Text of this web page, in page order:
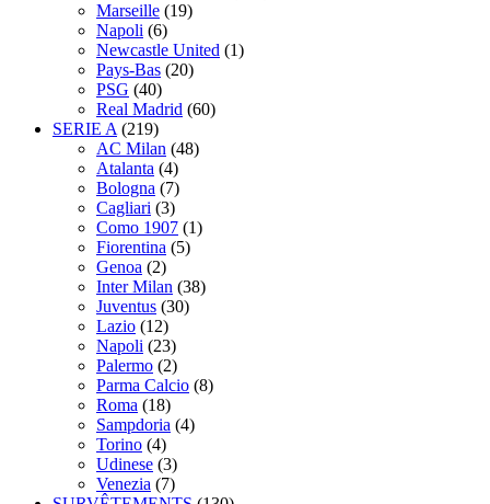
Marseille (19)
Napoli (6)
Newcastle United (1)
Pays-Bas (20)
PSG (40)
Real Madrid (60)
SERIE A (219)
AC Milan (48)
Atalanta (4)
Bologna (7)
Cagliari (3)
Como 1907 (1)
Fiorentina (5)
Genoa (2)
Inter Milan (38)
Juventus (30)
Lazio (12)
Napoli (23)
Palermo (2)
Parma Calcio (8)
Roma (18)
Sampdoria (4)
Torino (4)
Udinese (3)
Venezia (7)